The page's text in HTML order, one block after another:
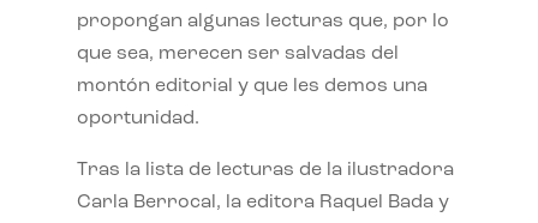
propongan algunas lecturas que, por lo
que sea, merecen ser salvadas del
montón editorial y que les demos una
oportunidad.
Tras la lista de lecturas de la ilustradora
Carla Berrocal, la editora Raquel Bada y